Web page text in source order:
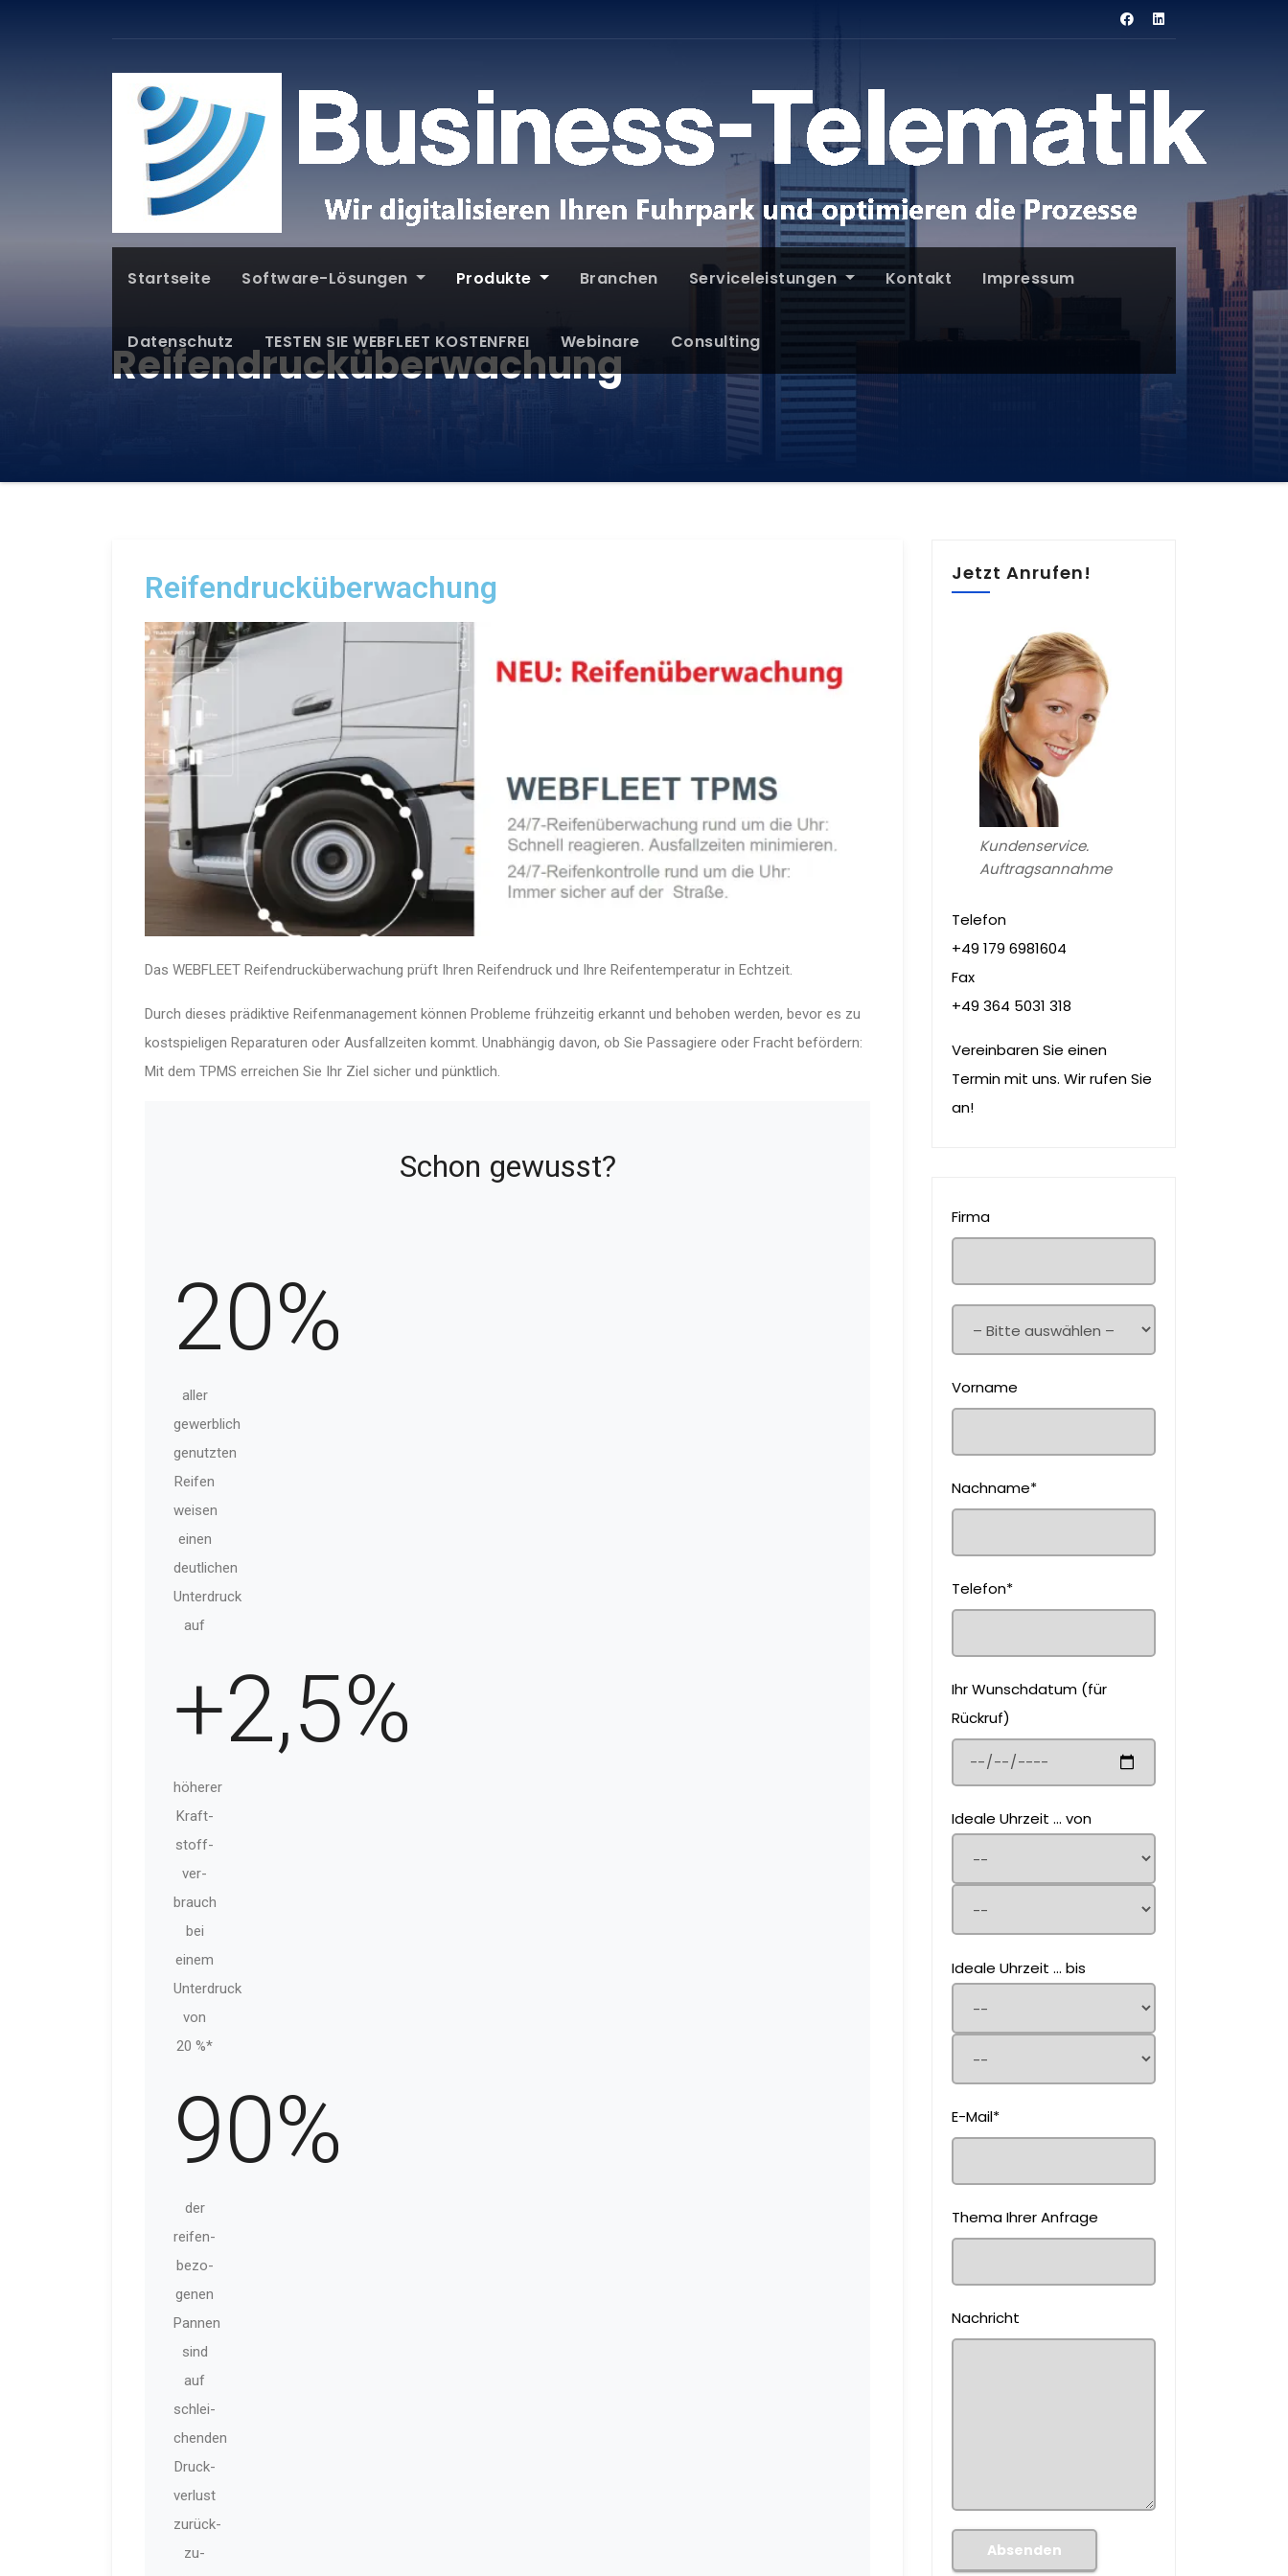
Startseite Software-Lösungen Produkte Branchen Serviceleistungen Kontakt Impressum
Datenschutz TESTEN SIE WEBFLEET KOSTENFREI Webinare Consulting
Reifendrucküberwachung
Reifendrucküberwachung
Das WEBFLEET Reifendrucküberwachung prüft Ihren Reifendruck und Ihre Reifen­tem­pe­ratur in Echtzeit.
Durch dieses prädiktive Reifen­ma­nagement können Probleme frühzeitig erkannt und behoben werden, bevor es zu
kostspie­ligen Reparaturen oder Ausfall­zeiten kommt. Unabhängig davon, ob Sie Passagiere oder Fracht befördern:
Mit dem TPMS erreichen Sie Ihr Ziel sicher und pünktlich.
Schon gewusst?
20%
aller
gewerblich
genutzten
Reifen
weisen
einen
deutlichen
Unterdruck
auf
+2,5%
höherer
Kraft­
stoff­
ver­
brauch
bei
einem
Unterdruck
von
20 %*
90%
der
reifen­
be­zo­
genen
Pannen
sind
auf
schlei­
chenden
Druck­
verlust
zurück­
zu­
Jetzt Anrufen!
Kundenservice.
Auftragsannahme
Telefon
+49 179 6981604
Fax
+49 364 5031 318
Vereinbaren Sie einen
Termin mit uns. Wir rufen Sie
an!
Firma
Vorname
Nachname*
Telefon*
Ihr Wunschdatum (für
Rückruf)
Ideale Uhrzeit ... von
Ideale Uhrzeit ... bis
E-Mail*
Thema Ihrer Anfrage
Nachricht